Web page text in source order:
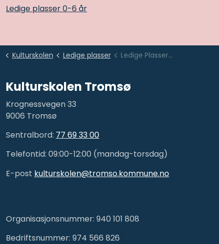
Ledige plasser 0-6 år
Kulturskolen Ledige plasser Ledige Plasser Visuell kunst
Kulturskolen Tromsø
Krognessvegen 33
9006 Tromsø
Sentralbord: 77 69 33 00
Telefontid: 09:00-12:00 (mandag-torsdag)
E-post kulturskolen@tromso.kommune.no
Organisasjonsnummer: 940 101 808
Bedriftsnummer: 974 566 826